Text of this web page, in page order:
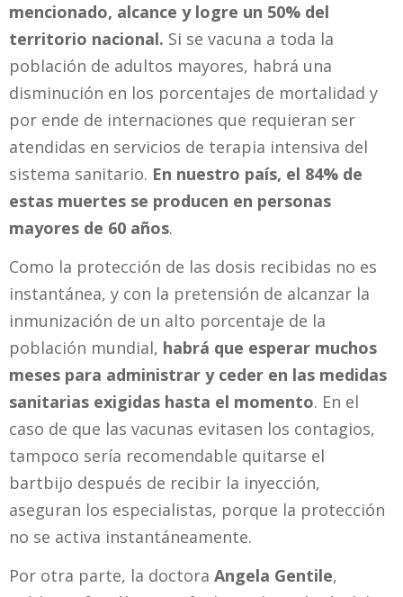
mencionado, alcance y logre un 50% del
territorio nacional. Si se vacuna a toda la
población de adultos mayores, habrá una
disminución en los porcentajes de mortalidad y
por ende de internaciones que requieran ser
atendidas en servicios de terapia intensiva del
sistema sanitario. En nuestro país, el 84% de
estas muertes se producen en personas
mayores de 60 años.
Como la protección de las dosis recibidas no es
instantánea, y con la pretensión de alcanzar la
inmunización de un alto porcentaje de la
población mundial, habrá que esperar muchos
meses para administrar y ceder en las medidas
sanitarias exigidas hasta el momento. En el
caso de que las vacunas evitasen los contagios,
tampoco sería recomendable quitarse el
bartbijo después de recibir la inyección,
aseguran los especialistas, porque la protección
no se activa instantáneamente.
Por otra parte, la doctora Angela Gentile,